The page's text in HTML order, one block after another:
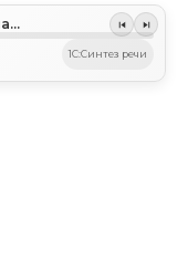
Ключевая ставка сохранена на уровне 21% годовых
1C:Синтез речи